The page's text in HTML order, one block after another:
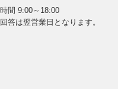
間 9:00～18:00
答は翌営業日となります。